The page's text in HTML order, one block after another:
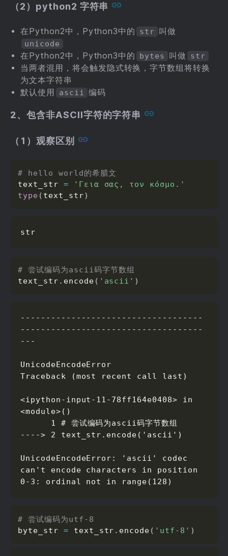
（2）python2 字符串
在Python2中，Python3中的 str 叫做
unicode
在Python2中，Python3中的 bytes 叫做 str
当两者混用，将会触发隐式转换，字节数组将转换
为文本字符串
默认使用
ascii 编码
2、包含非ASCII字符的字符串
（1）观察区别
# hello world的希腊文
text_str =
'Γεια σας, τον κόσμο.'
type ( text_str)
str
# 尝试编码为ascii码字节数组
text_str . encode ( 'ascii' )
------------------------------------
------------------------------------
---
UnicodeEncodeError
Traceback (most recent call last)
<ipython-input-11-78ff164e0408> in
<module>()
----> 2 text_str.encode('ascii')
UnicodeEncodeError: 'ascii' codec
can't encode characters in position
0-3: ordinal not in range(128)
# 尝试编码为utf-8
byte_str = text_str . encode ( 'utf-8' )